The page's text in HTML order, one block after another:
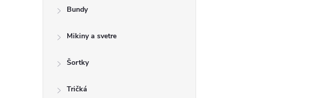
Bundy
Mikiny a svetre
Šortky
Tričká